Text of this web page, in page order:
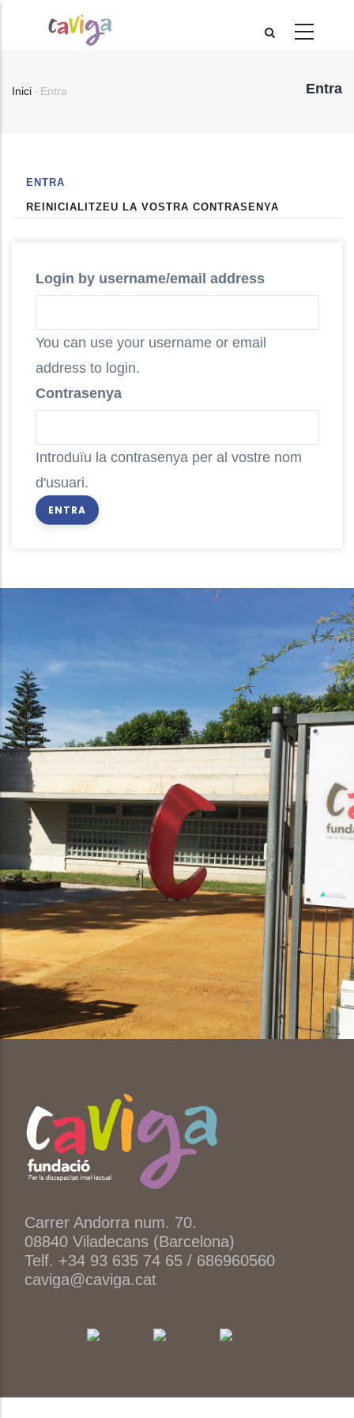
Entra
Inici - Entra
Primary
tabs
ENTRA
REINICIALITZEU LA VOSTRA CONTRASENYA
Login by username/email address
You can use your username or email
address to login.
Contrasenya
Introduïu la contrasenya per al vostre nom
d'usuari.
Carrer Andorra num. 70.
08840 Viladecans (Barcelona)
Telf. +34 93 635 74 65 / 686960560
caviga@caviga.cat